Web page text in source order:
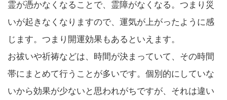
霊が憑かなくなることで、霊障がなくなる。つまり災
いが起きなくなりますので、運気が上がったように感
じます。つまり開運効果もあるといえます。
お祓いや祈祷などは、時間が決まっていて、その時間
帯にまとめて行うことが多いです。個別的にしていな
いから効果が少ないと思われがちですが、それは違い